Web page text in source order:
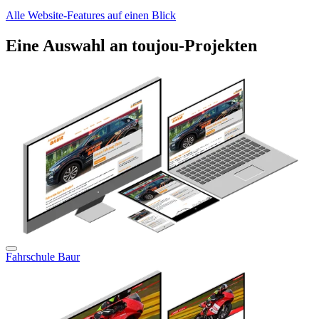
Alle Website-Features auf einen Blick
Eine Auswahl an toujou-Projekten
Fahrschule Baur